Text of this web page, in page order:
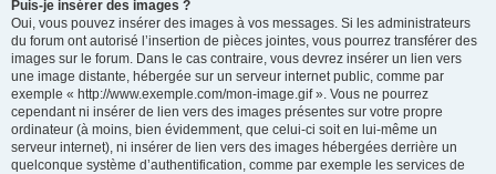
Puis-je insérer des images ?
Oui, vous pouvez insérer des images à vos messages. Si les administrateurs
du forum ont autorisé l’insertion de pièces jointes, vous pourrez transférer des
images sur le forum. Dans le cas contraire, vous devrez insérer un lien vers
une image distante, hébergée sur un serveur internet public, comme par
exemple « http://www.exemple.com/mon-image.gif ». Vous ne pourrez
cependant ni insérer de lien vers des images présentes sur votre propre
ordinateur (à moins, bien évidemment, que celui-ci soit en lui-même un
serveur internet), ni insérer de lien vers des images hébergées derrière un
quelconque système d’authentification, comme par exemple les services de